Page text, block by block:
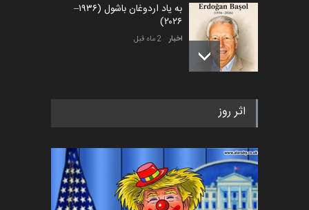
به یاد اردوغان باشول (۱۹۳۶–
۲۰۲۶)
اخبار 2 ماه قبل
رویداد کارگاهی کارتون و پوستر
اخبار 5 ماه قبل
فراخوان رویداد کارگاهی کارتون و
پوستر "ایران سربل…
اثر روز